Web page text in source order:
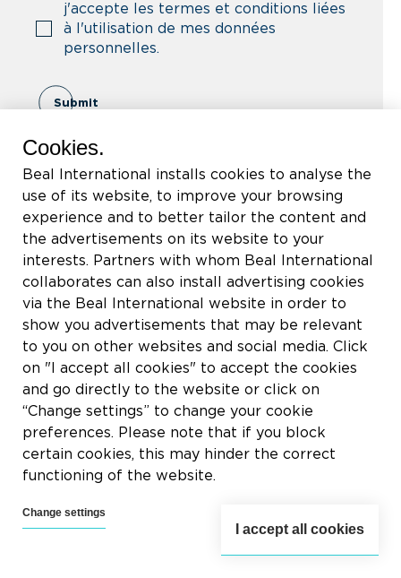
j'accepte les termes et conditions liées
à l'utilisation de mes données
personnelles.
Submit
その他のサイト
よくある質問
Jobs
プライバシーポリシー
BEALサイト利用規約
クッキーチャート
一般条件
Cookies.
Beal International installs cookies to analyse the
use of its website, to improve your browsing
experience and to better tailor the content and
the advertisements on its website to your
interests. Partners with whom Beal International
collaborates can also install advertising cookies
via the Beal International website in order to
show you advertisements that may be relevant
to you on other websites and social media. Click
on "I accept all cookies" to accept the cookies
and go directly to the website or click on
“Change settings” to change your cookie
preferences. Please note that if you block
certain cookies, this may hinder the correct
functioning of the website.
Change settings
I accept all cookies